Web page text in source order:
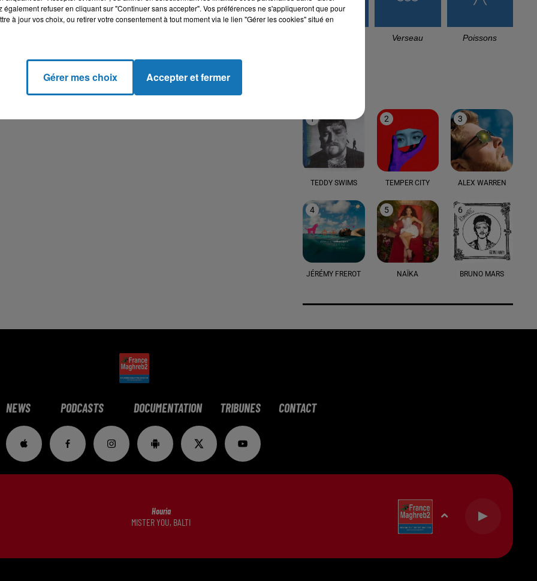
Verseau Poissons
1
TEDDY SWIMS
2
TEMPER CITY
3
ALEX WARREN
4
JÉRÉMY FREROT
5
NAÏKA
6
BRUNO MARS
NEWS PODCASTS DOCUMENTATION TRIBUNES CONTACT
Houria
MISTER YOU, BALTI
également refuser en cliquant sur "Continuer sans accepter". Vos préférences ne s'appliqueront que pour
à jour vos choix, ou retirer votre consentement à tout moment via le lien "Gérer les cookies" situé en
Gérer mes choix Accepter et fermer